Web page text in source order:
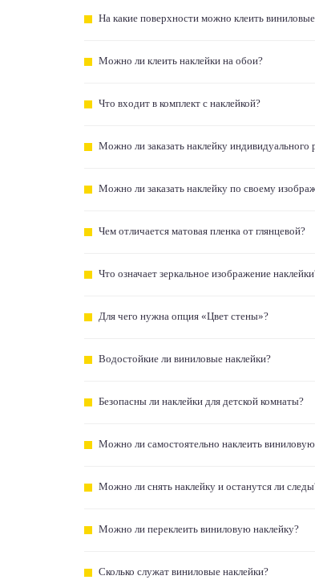
На какие поверхности можно клеить
Можно ли клеить наклейки на обои?
Что входит в комплект с наклейкой?
Можно ли заказать наклейку индивидуального
Можно ли заказать наклейку по своему
Чем отличается матовая пленка от глянцевой?
Что означает зеркальное изображение
Для чего нужна опция «Цвет стены»?
Водостойкие ли виниловые наклейки?
Безопасны ли наклейки для детской комнаты?
Можно ли самостоятельно наклеить виниловую
Можно ли снять наклейку и останутся ли
Можно ли переклеить виниловую наклейку?
Сколько служат виниловые наклейки?